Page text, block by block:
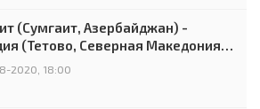
(Сумгаит, Азербайджан) -
(Тетово, Северная Македония) -
2020, 18:00